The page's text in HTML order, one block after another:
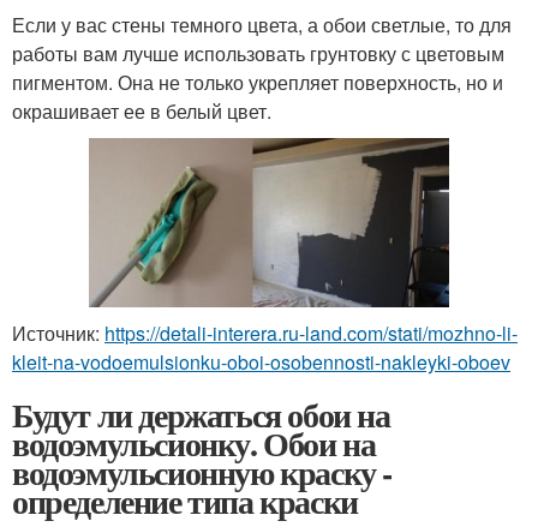
Если у вас стены темного цвета, а обои светлые, то для
работы вам лучше использовать грунтовку с цветовым
пигментом. Она не только укрепляет поверхность, но и
окрашивает ее в белый цвет.
Источник: https://detali-interera.ru-land.com/stati/mozhno-li-
kleit-na-vodoemulsionku-oboi-osobennosti-nakleyki-oboev
Будут ли держаться обои на
водоэмульсионку. Обои на
водоэмульсионную краску -
определение типа краски